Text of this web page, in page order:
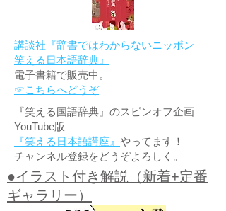
講談社『辞書ではわからないニッポン
笑える日本語辞典』
電子書籍で販売中。
☞こちらへどうぞ
『笑える国語辞典』のスピンオフ企画
YouTube版
『笑える日本語講座』 やってます！
チャンネル登録をどうぞよろしく。
●イラスト付き解説（新着+定番
ギャラリー）